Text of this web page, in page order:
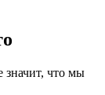
значит, что мы